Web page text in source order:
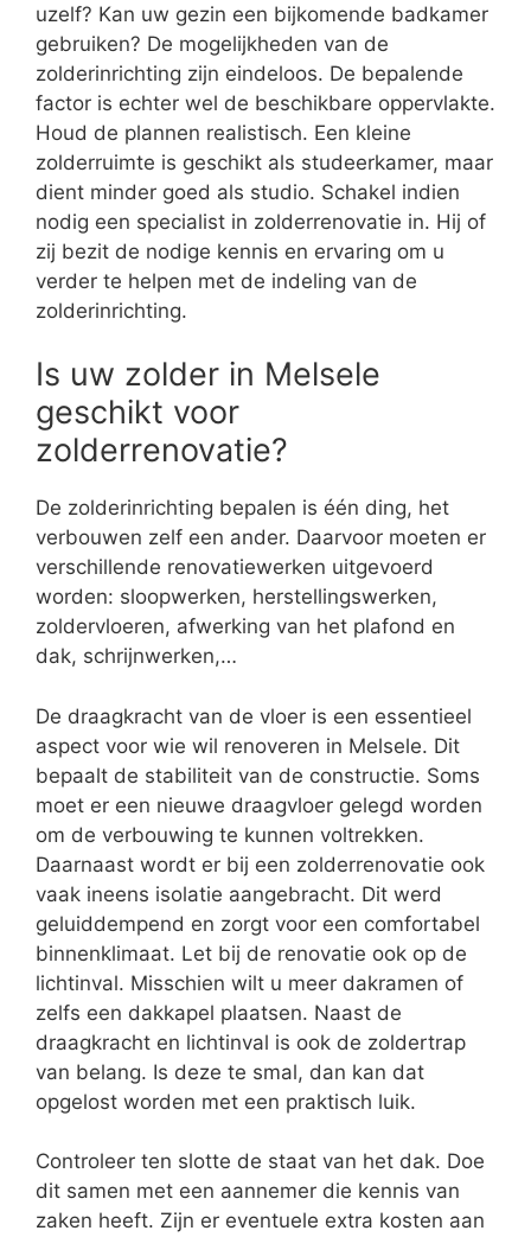
uzelf? Kan uw gezin een bijkomende badkamer
gebruiken? De mogelijkheden van de
zolderinrichting zijn eindeloos. De bepalende
factor is echter wel de beschikbare oppervlakte.
Houd de plannen realistisch. Een kleine
zolderruimte is geschikt als studeerkamer, maar
dient minder goed als studio. Schakel indien
nodig een specialist in zolderrenovatie in. Hij of
zij bezit de nodige kennis en ervaring om u
verder te helpen met de indeling van de
zolderinrichting.
Is uw zolder in Melsele
geschikt voor
zolderrenovatie?
De zolderinrichting bepalen is één ding, het
verbouwen zelf een ander. Daarvoor moeten er
verschillende renovatiewerken uitgevoerd
worden: sloopwerken, herstellingswerken,
zoldervloeren, afwerking van het plafond en
dak, schrijnwerken,…
De draagkracht van de vloer is een essentieel
aspect voor wie wil renoveren in Melsele. Dit
bepaalt de stabiliteit van de constructie. Soms
moet er een nieuwe draagvloer gelegd worden
om de verbouwing te kunnen voltrekken.
Daarnaast wordt er bij een zolderrenovatie ook
vaak ineens isolatie aangebracht. Dit werd
geluiddempend en zorgt voor een comfortabel
binnenklimaat. Let bij de renovatie ook op de
lichtinval. Misschien wilt u meer dakramen of
zelfs een dakkapel plaatsen. Naast de
draagkracht en lichtinval is ook de zoldertrap
van belang. Is deze te smal, dan kan dat
opgelost worden met een praktisch luik.
Controleer ten slotte de staat van het dak. Doe
dit samen met een aannemer die kennis van
zaken heeft. Zijn er eventuele extra kosten aan